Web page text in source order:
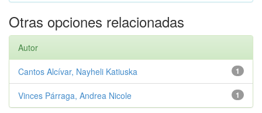
Otras opciones relacionadas
Autor
1
Cantos Alcívar, Nayheli Katiuska
1
Vinces Párraga, Andrea Nicole